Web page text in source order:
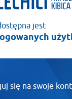
jest
się na swoje